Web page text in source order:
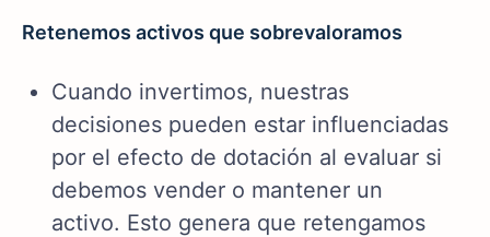
Retenemos activos que sobrevaloramos
Cuando invertimos, nuestras
decisiones pueden estar influenciadas
por el efecto de dotación al evaluar si
debemos vender o mantener un
activo. Esto genera que retengamos